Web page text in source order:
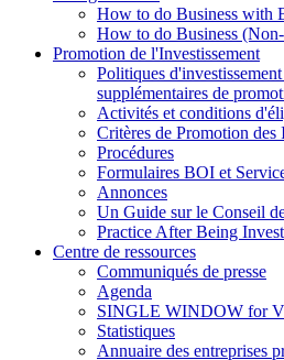
How to do Business with
How to do Business
Promotion de l'Investissement
Politiques d'investissement
supplémentaires de
Activités et conditions
Critères de Promotion des
Procédures
Formulaires BOI et
Annonces
Un Guide sur le Conseil
Practice After Being
Centre de ressources
Communiqués de presse
Agenda
SINGLE WINDOW for
Statistiques
Annuaire des entreprises